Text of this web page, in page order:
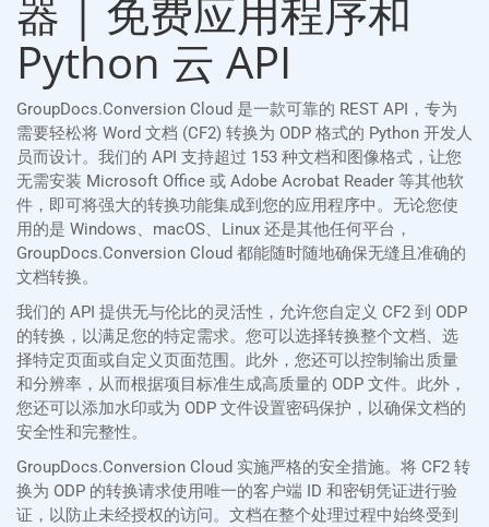
器 | 免费应用程序和
Python 云 API
GroupDocs.Conversion Cloud 是一款可靠的 REST API，专为
需要轻松将 Word 文档 (CF2) 转换为 ODP 格式的 Python 开发人
员而设计。我们的 API 支持超过 153 种文档和图像格式，让您
无需安装 Microsoft Office 或 Adobe Acrobat Reader 等其他软
件，即可将强大的转换功能集成到您的应用程序中。无论您使
用的是 Windows、macOS、Linux 还是其他任何平台，
GroupDocs.Conversion Cloud 都能随时随地确保无缝且准确的
文档转换。
我们的 API 提供无与伦比的灵活性，允许您自定义 CF2 到 ODP
的转换，以满足您的特定需求。您可以选择转换整个文档、选
择特定页面或自定义页面范围。此外，您还可以控制输出质量
和分辨率，从而根据项目标准生成高质量的 ODP 文件。此外，
您还可以添加水印或为 ODP 文件设置密码保护，以确保文档的
安全性和完整性。
GroupDocs.Conversion Cloud 实施严格的安全措施。将 CF2 转
换为 ODP 的转换请求使用唯一的客户端 ID 和密钥凭证进行验
证，以防止未经授权的访问。文档在整个处理过程中始终受到